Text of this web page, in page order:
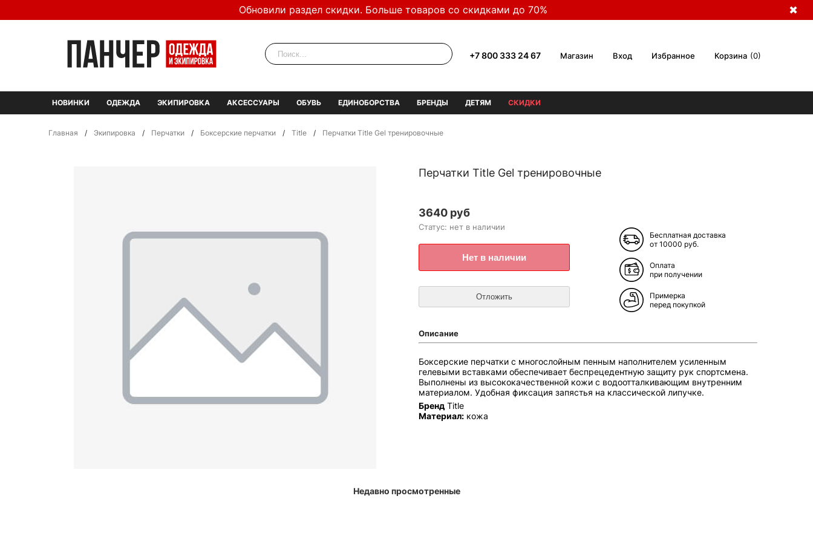
Обновили раздел скидки. Больше товаров со скидками до 70% ✖
+7 800 333 24 67 Магазин Вход Избранное Корзина 0
НОВИНКИ ОДЕЖДА ЭКИПИРОВКА АКСЕССУАРЫ ОБУВЬ ЕДИНОБОРСТВА БРЕНДЫ ДЕТЯМ СКИДКИ
Главная / Экипировка / Перчатки / Боксерские перчатки / Title / Перчатки Title Gel тренировочные
Перчатки Title Gel тренировочные
3640 руб
Статус: нет в наличии
Бесплатная доставка
от 10000 руб.
Оплата
при получении
Примерка
перед покупкой
Описание
Боксерские перчатки с многослойным пенным наполнителем усиленным
гелевыми вставками обеспечивает беспрецедентную защиту рук спортсмена.
Выполнены из высококачественной кожи с водоотталкивающим внутренним
материалом. Удобная фиксация запястья на классической липучке.
Бренд Title
Материал: кожа
Недавно просмотренные